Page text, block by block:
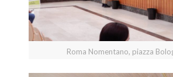
Roma Nomentano, piazza